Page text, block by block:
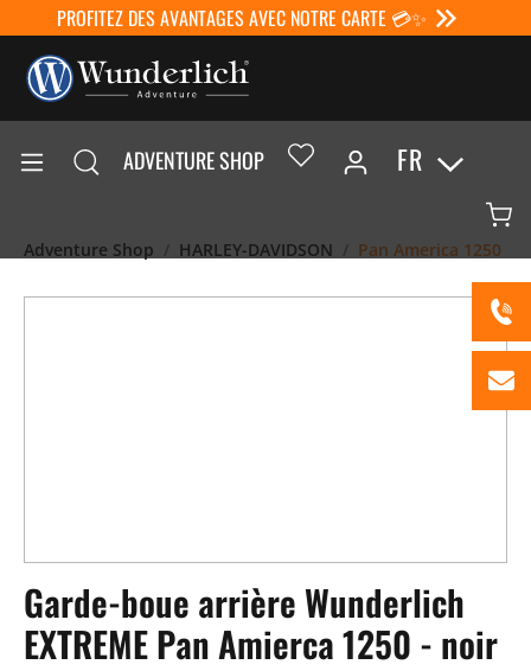
PROFITEZ DES AVANTAGES AVEC NOTRE CARTE 💳✨
ADVENTURE SHOP FR
Adventure Shop HARLEY-DAVIDSON Pan America 1250
Garde-boue arrière Wunderlich
EXTREME Pan Amierca 1250 - noir